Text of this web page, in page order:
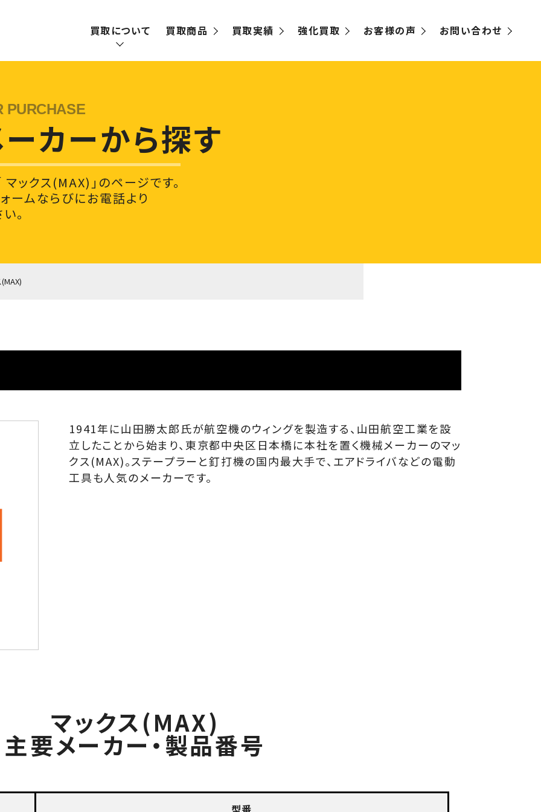
買取について
出張買取
買取商品 買取実績 強化買取 お客様の声 お問い合わせ
ーカーから探す
ックス(MAX)」のページです。
ームならびにお電話より
。
1941年に山田勝太郎氏が航空機のウィングを製造する、山田航空工業を設
立したことから始まり、東京都中央区日本橋に本社を置く機械メーカーのマッ
クス(MAX)。ステープラーと釘打機の国内最大手で、エアドライバなどの電動
工具も人気のメーカーです。
マックス(MAX)
主要メーカー・製品番号